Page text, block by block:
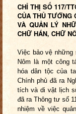
CHỈ THỊ SỐ 117/
CỦA THỦ TƯỚNG
VÀ QUẢN LÝ
CHỮ HÁN, CHỮ
Việc bảo vệ những
Nôm là một công
hóa dân tộc của
Chính phủ đã ra
tích và di vật lịch
đã ra Thông tư số
nhiệm về việc